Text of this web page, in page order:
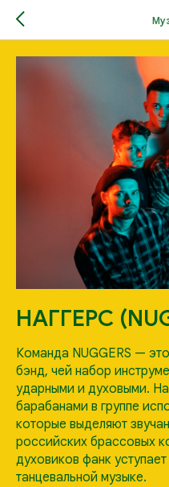
НАГГЕРС
Команда NUGGERS —
бэнд, чей набор
ударными и духовыми.
барабанами в группе
которые выделяют
российских брассовых
духовиков фанк
танцевальной музыке.